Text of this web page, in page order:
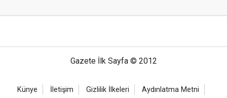
Gazete İlk Sayfa © 2012
Künye İletişim Gizlilik İlkeleri
Aydınlatma Metni